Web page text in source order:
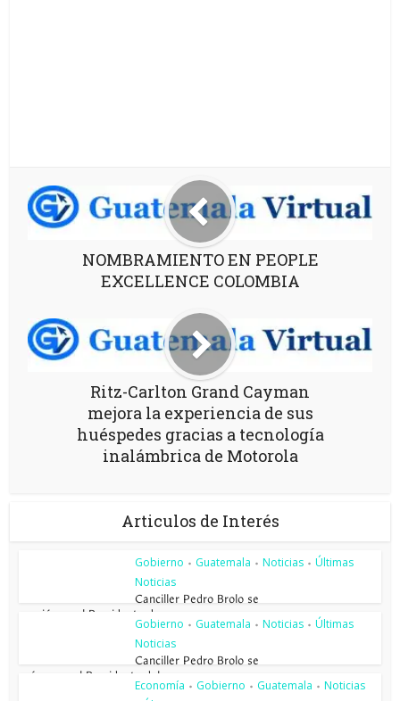
NOMBRAMIENTO EN PEOPLE
EXCELLENCE COLOMBIA
Ritz-Carlton Grand Cayman
mejora la experiencia de sus
huéspedes gracias a tecnología
inalámbrica de Motorola
Articulos de Interés
Gobierno • Guatemala • Noticias • Últimas
Noticias
Canciller Pedro Brolo se
reunió con el Presidente de...
Gobierno • Guatemala • Noticias • Últimas
Noticias
Canciller Pedro Brolo se
reúne con el Presidente del...
Economía • Gobierno • Guatemala • Noticias